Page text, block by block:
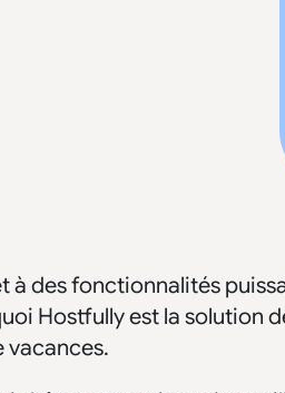
des fonctionnalités
Hostfully est la solution
vacances.